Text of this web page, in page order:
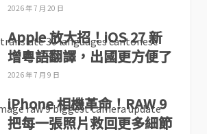
2026 年 7 月 20 日
Apple 放大招！iOS 27 新
增粵語翻譯，出國更方便了
2026 年 7 月 9 日
iPhone 相機革命！RAW 9
把每一張照片救回更多細節